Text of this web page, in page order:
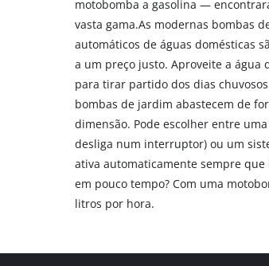
motobomba a gasolina —
vasta gama.As modernas bombas
automáticos de águas domésticas
a um preço justo. Aproveite a água
para tirar partido dos dias
bombas de jardim abastecem de
dimensão. Pode escolher entre
desliga num interruptor) ou um
ativa automaticamente sempre
em pouco tempo? Com uma
litros por hora.